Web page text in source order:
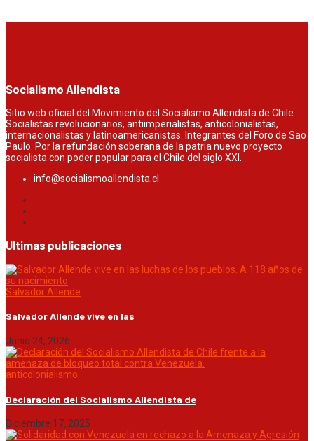
Socialismo Allendista
Sitio web oficial del Movimiento del Socialismo Allendista de Chile.
Socialistas revolucionarios, antiimperialistas, anticolonialistas,
internacionalistas y latinoamericanistas. Integrantes del Foro de Sao
Paulo. Por la refundación soberana de la patria nuevo proyecto
socialista con poder popular para el Chile del siglo XXI.
info@socialismoallendista.cl
Ultimas publicaciones
Salvador Allende
Salvador Allende vive en las
Junio 24, 2026
anticolonialismo
Declaración del Socialismo Allendista de
Diciembre 17, 2025